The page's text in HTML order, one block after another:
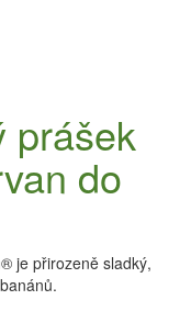
prášek
do
je přirozeně sladký,